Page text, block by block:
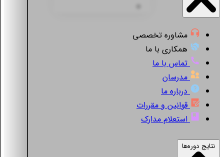
مشاوره تخصصی
همکاری با ما
تماس با ما
مدرسان
درباره ما
قوانین و مقررات
استعلام مدارک
نتایج دوره‌ها